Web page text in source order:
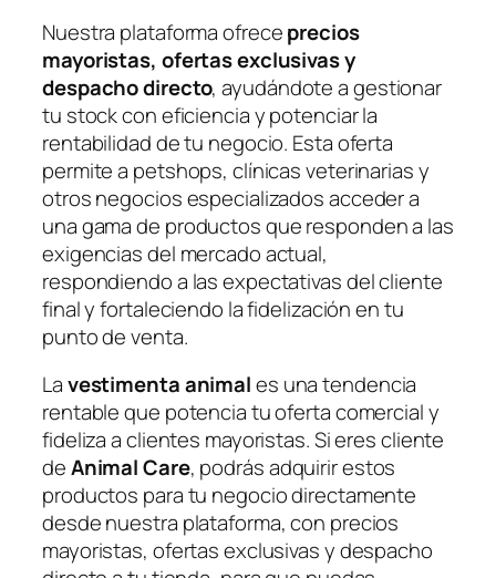
Nuestra plataforma ofreceprecios
mayoristas, ofertas exclusivas y
despacho directo, ayudándote a gestionar
tu stock con eficiencia y potenciar la
rentabilidad de tu negocio. Esta oferta
permite a petshops, clínicas veterinarias y
otros negocios especializados acceder a
una gama de productos que responden a las
exigencias del mercado actual,
respondiendo a las expectativas del cliente
final y fortaleciendo la fidelización en tu
punto de venta.
Lavestimenta animales una tendencia
rentable que potencia tu oferta comercial y
fideliza a clientes mayoristas. Si eres cliente
deAnimal Care, podrás adquirir estos
productos para tu negocio directamente
desde nuestra plataforma, con precios
mayoristas, ofertas exclusivas y despacho